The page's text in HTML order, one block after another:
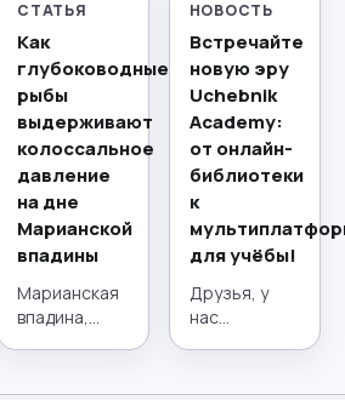
СТАТЬЯ
Как
глубоководные
рыбы
выдерживают
колоссальное
давление
на дне
Марианской
впадины
Марианская
впадина,
западной
НОВОСТЬ
Встречайте
новую эру
Uchebnik
Academy:
от онлайн-
библиотеки
к
для учёбы!
Друзья, у
нас
июля наш